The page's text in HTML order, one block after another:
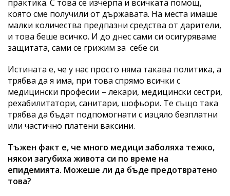
практика. С това се изчерпа и всичката помощ,
която сме получили от държавата. На места имаше
малки количества предпазни средства от дарители,
и това беше всичко. И до днес сами си осигуряваме
защитата, сами се грижим за себе си.
Истината е, че у нас просто няма такава политика, а
трябва да я има, при това спрямо всички с
медицински професии – лекари, медицински сестри,
рехабилитатори, санитари, шофьори. Те също така
трябва да бъдат подпомогнати с изцяло безплатни
или частично платени ваксини.
Тъжен факт е, че много медици заболяха тежко,
някои загубиха живота си по време на
епидемията. Можеше ли да бъде предотвратено
това?